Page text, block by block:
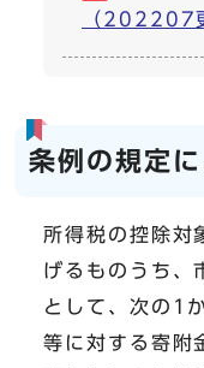
（202207
条例の規定
所得税の控除対
げるものうち、
として、次の1
等に対する寄附